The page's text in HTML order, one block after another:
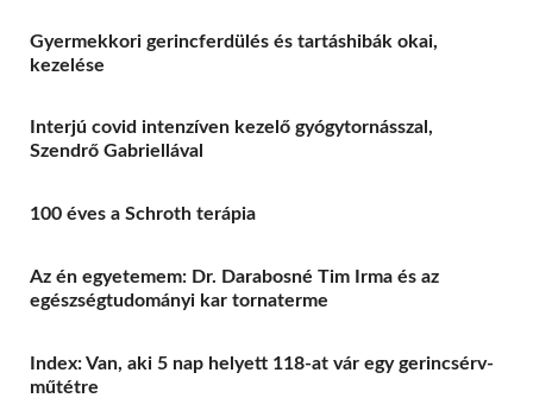
Gyermekkori gerincferdülés és tartáshibák okai,
kezelése
Interjú covid intenzíven kezelő gyógytornásszal,
Szendrő Gabriellával
100 éves a Schroth terápia
Az én egyetemem: Dr. Darabosné Tim Irma és az
egészségtudományi kar tornaterme
Index: Van, aki 5 nap helyett 118-at vár egy gerincsérv-
műtétre